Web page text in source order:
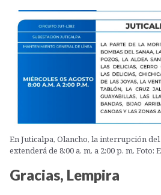
En Juticalpa, Olancho, la interrupción
extenderá de 8:00 a. m. a 2:00 p. m. Foto:
Gracias, Lempira